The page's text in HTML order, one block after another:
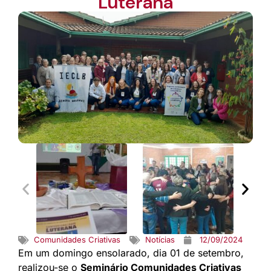
Comunidades Criativas Notícias 12/09/2024
Em um domingo ensolarado, dia 01 de setembro,
realizou-se o Seminário Comunidades Criativas